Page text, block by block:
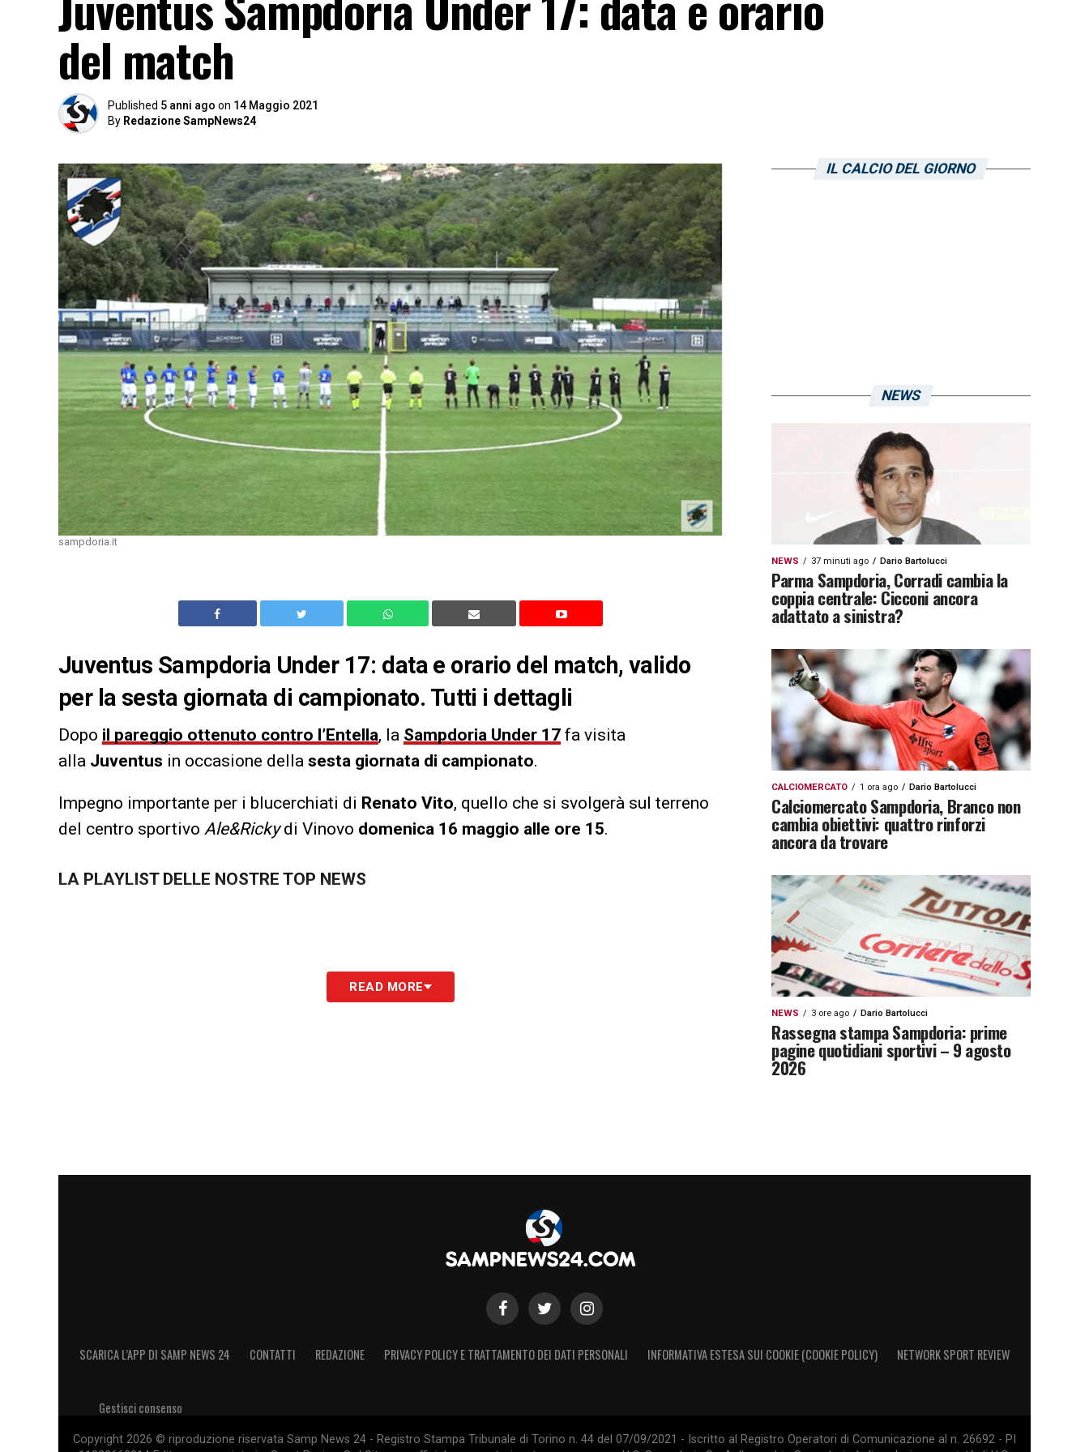
del match
Published 5 anni ago on 14 Maggio 2021
By Redazione SampNews24
sampdoria.it
Juventus Sampdoria Under 17: data e orario del match, valido
per la sesta giornata di campionato. Tutti i dettagli
Dopo il pareggio ottenuto contro l’Entella, la Sampdoria Under 17 fa visita
alla Juventus in occasione della sesta giornata di campionato.
Impegno importante per i blucerchiati di Renato Vito, quello che si svolgerà sul terreno
del centro sportivo Ale&Rickydi Vinovo domenica 16 maggio alle ore 15.
LA PLAYLIST DELLE NOSTRE TOP NEWS
READ MORE
IL CALCIO DEL GIORNO
NEWS
NEWS 37 minuti ago Dario Bartolucci
Parma Sampdoria, Corradi cambia la
coppia centrale: Cicconi ancora
adattato a sinistra?
CALCIOMERCATO 1 ora ago Dario Bartolucci
Calciomercato Sampdoria, Branco non
cambia obiettivi: quattro rinforzi
ancora da trovare
NEWS 3 ore ago Dario Bartolucci
Rassegna stampa Sampdoria: prime
pagine quotidiani sportivi – 9 agosto
2026
SCARICA L’APP DI SAMP NEWS 24 CONTATTI REDAZIONE PRIVACY POLICY E TRATTAMENTO DEI DATI PERSONALI INFORMATIVA ESTESA SUI COOKIE (COOKIE POLICY) NETWORK SPORT REVIEW
Gestisci consenso
Copyright 2026 © riproduzione riservata Samp News 24 - Registro Stampa Tribunale di Torino n. 44 del 07/09/2021 - Iscritto al Registro Operatori di Comunicazione al n. 26692 - PI